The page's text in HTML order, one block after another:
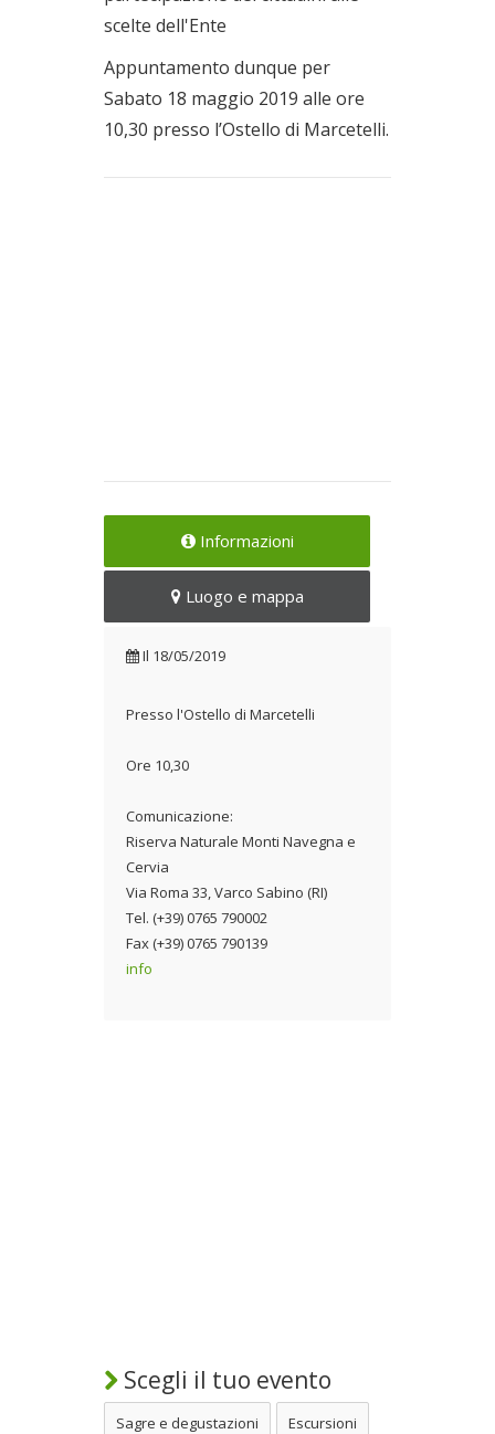
scelte dell'Ente
Appuntamento dunque per
Sabato 18 maggio 2019 alle ore
10,30 presso l’Ostello di Marcetelli.
Informazioni
Luogo e mappa
Il 18/05/2019
Presso l'Ostello di Marcetelli
Ore 10,30
Comunicazione:
Riserva Naturale Monti Navegna e
Cervia
Via Roma 33, Varco Sabino (RI)
Tel. (+39) 0765 790002
Fax (+39) 0765 790139
info
Scegli il tuo evento
Sagre e degustazioni Escursioni